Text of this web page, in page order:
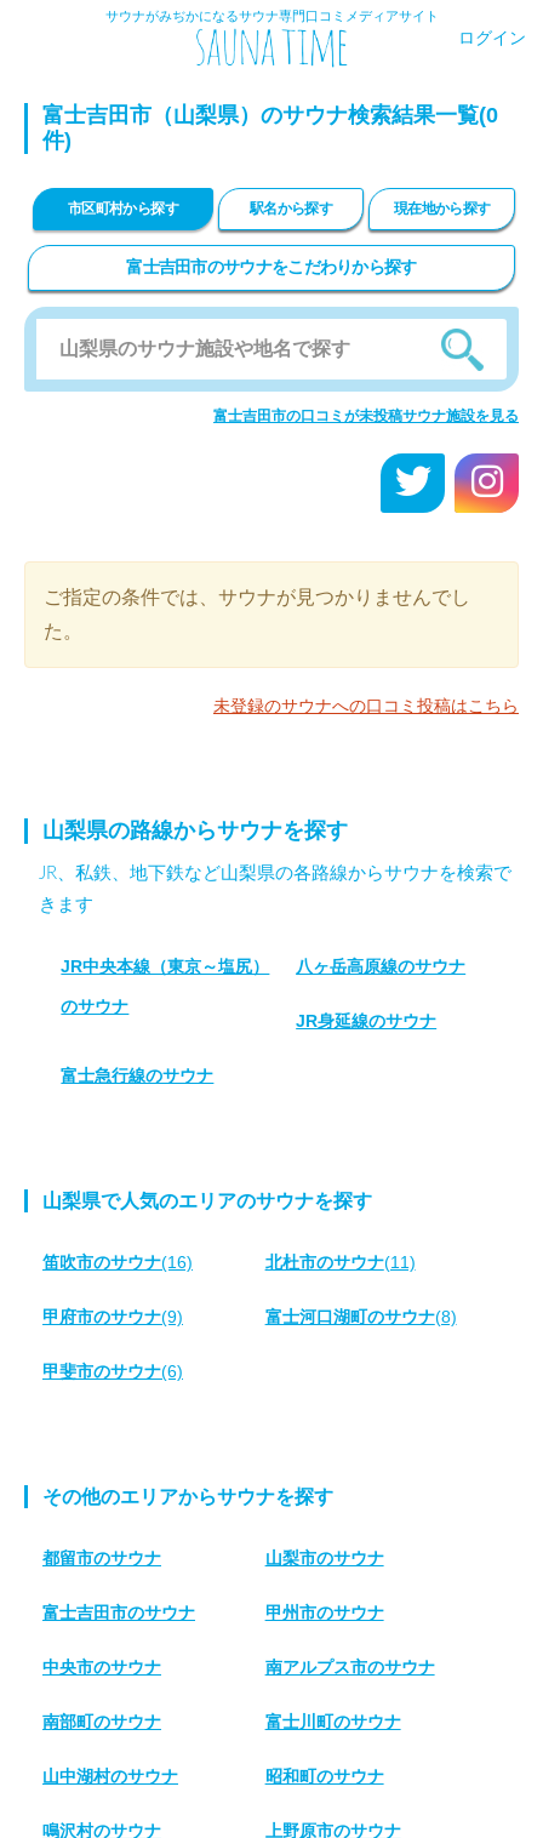
サウナがみぢかになるサウナ専門口コミメディアサイト
ログイン
富士吉田市（山梨県）のサウナ検索結果一覧(0
件)
市区町村から探す 駅名から探す 現在地から探す
富士吉田市のサウナをこだわりから探す
富士吉田市の口コミが未投稿サウナ施設を見る
ご指定の条件では、サウナが見つかりませんでし
た。
未登録のサウナへの口コミ投稿はこちら
山梨県の路線からサウナを探す
JR、私鉄、地下鉄など山梨県の各路線からサウナを検索で
きます
JR中央本線（東京～塩尻）
のサウナ
八ヶ岳高原線のサウナ
JR身延線のサウナ
富士急行線のサウナ
山梨県で人気のエリアのサウナを探す
笛吹市のサウナ(16) 北杜市のサウナ(11)
甲府市のサウナ(9) 富士河口湖町のサウナ(8)
甲斐市のサウナ(6)
その他のエリアからサウナを探す
都留市のサウナ 山梨市のサウナ
富士吉田市のサウナ 甲州市のサウナ
中央市のサウナ 南アルプス市のサウナ
南部町のサウナ 富士川町のサウナ
山中湖村のサウナ 昭和町のサウナ
鳴沢村のサウナ 上野原市のサウナ